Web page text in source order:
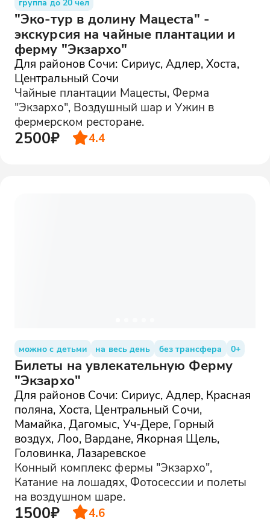
группа до 20 чел
"Эко-тур в долину Мацеста" -
экскурсия на чайные плантации и
ферму "Экзархо"
Для районов Сочи: Сириус, Адлер, Хоста,
Центральный Сочи
Чайные плантации Мацесты, Ферма
"Экзархо", Воздушный шар и Ужин в
фермерском ресторане.
2500₽ 4.4
можно с детьми на весь день без трансфера 0+
Билеты на увлекательную Ферму
"Экзархо"
Для районов Сочи: Сириус, Адлер, Красная
поляна, Хоста, Центральный Сочи,
Мамайка, Дагомыс, Уч-Дере, Горный
воздух, Лоо, Вардане, Якорная Щель,
Головинка, Лазаревское
Конный комплекс фермы "Экзархо",
Катание на лошадях, Фотосессии и полеты
на воздушном шаре.
1500₽ 4.6